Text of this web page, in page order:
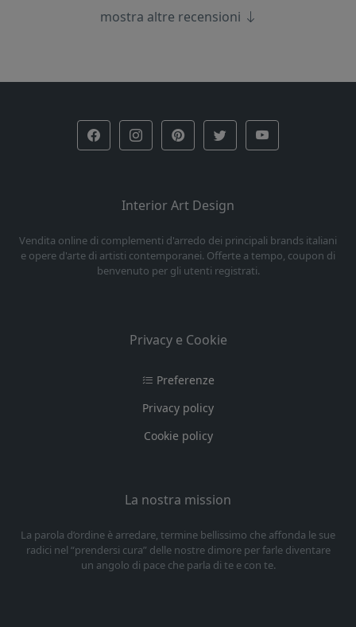
mostra altre recensioni
Interior Art Design
Vendita online di complementi d'arredo dei principali brands italiani
e opere d'arte di artisti contemporanei. Offerte a tempo, coupon di
benvenuto per gli utenti registrati.
Privacy e Cookie
Preferenze
Privacy policy
Cookie policy
La nostra mission
La parola d’ordine è arredare, termine bellissimo che affonda le sue
radici nel “prendersi cura” delle nostre dimore per farle diventare
un angolo di pace che parla di te e con te.